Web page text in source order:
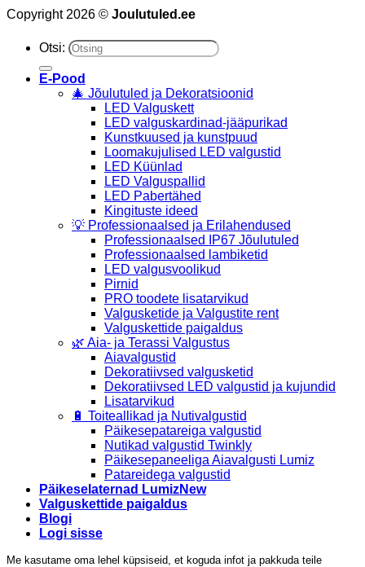
Copyright 2026 © Joulutuled.ee
Otsi:
E-Pood
🎄 Jõulutuled ja Dekoratsioonid
LED Valguskett
LED valguskardinad-jääpurikad
Kunstkuused ja kunstpuud
Loomakujulised LED valgustid
LED Küünlad
LED Valguspallid
LED Pabertähed
Kingituste ideed
💡 Professionaalsed ja Erilahendused
Professionaalsed IP67 Jõulutuled
Professionaalsed lambiketid
LED valgusvoolikud
Pirnid
PRO toodete lisatarvikud
Valgusketide ja Valgustite rent
Valguskettide paigaldus
🌿 Aia- ja Terassi Valgustus
Aiavalgustid
Dekoratiivsed valgusketid
Dekoratiivsed LED valgustid ja kujundid
Lisatarvikud
🔋 Toiteallikad ja Nutivalgustid
Päikesepatareiga valgustid
Nutikad valgustid Twinkly
Päikesepaneeliga Aiavalgusti Lumiz
Patareidega valgustid
Päikeselaternad Lumiz
Valguskettide paigaldus
Blogi
Logi sisse
Me kasutame oma lehel küpsiseid, et koguda infot ja pakkuda teile